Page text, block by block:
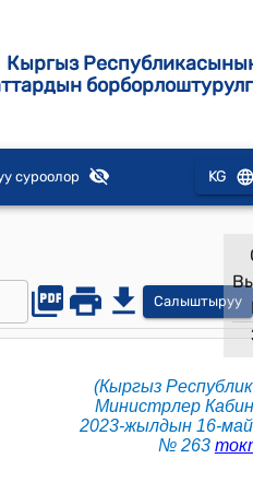
Кыргыз
суроолор KG
Салыштыруу